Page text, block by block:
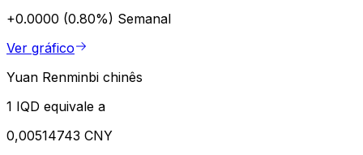
+0.0000 (0.80%) Semanal
Ver gráfico
Yuan Renminbi chinês
1 IQD equivale a
0,00514743 CNY